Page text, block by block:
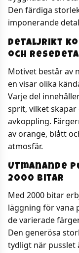
Den färdiga
imponerande
Detaljrikt
och
Motivet består av
en visar olika
Varje del
sprit, vilket
avkoppling.
av orange, blått
atmosfär.
Utmanande
2000 bitar
Med 2000 bitar
läggning för vana
de varierade
Den generösa
tydligt när pusslet